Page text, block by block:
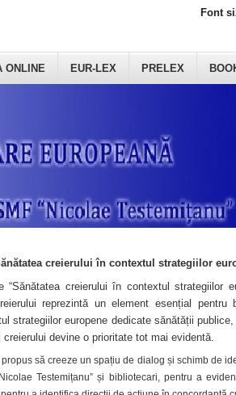
ONLINE EUR-LEX PRELEX
Font
creierului în contextul strategiilor
creierului în contextul strategiilor
reprezintă un element esențial pentru
strategiilor europene dedicate sănătății
devine o prioritate tot mai evidentă.
să creeze un spațiu de dialog și schimb de
Testemițanu” și bibliotecari, pentru a